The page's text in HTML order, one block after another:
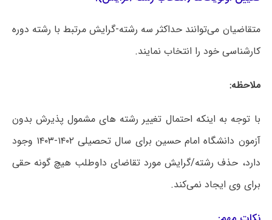
متقاضیان می‌توانند حداکثر سه رشته-گرایش مرتبط با رشته دوره
کارشناسی خود را انتخاب نمایند.
ملاحظه:
با توجه به اینکه احتمال تغییر رشته های مشمول پذیرش بدون
آزمون دانشگاه امام حسین برای سال تحصیلی ۱۴۰۲-۱۴۰۳ وجود
دارد، حذف رشته/گرایش مورد تقاضای داوطلب هیچ گونه حقی
برای وی ایجاد نمی‌کند.